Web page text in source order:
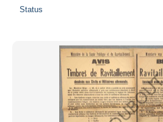
Status